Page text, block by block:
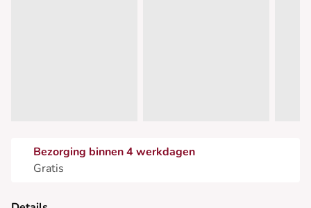
Bezorging binnen 4 werkdagen
Gratis